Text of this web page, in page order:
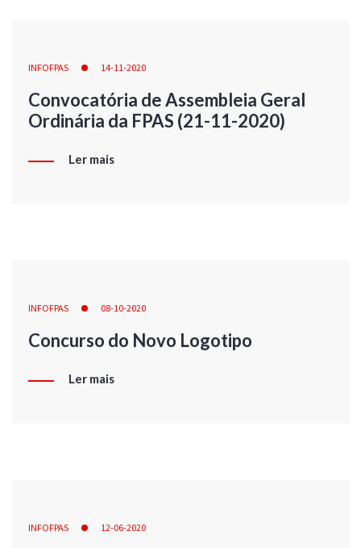
INFOFPAS 14-11-2020
Convocatória de Assembleia Geral
Ordinária da FPAS (21-11-2020)
Ler mais
INFOFPAS 08-10-2020
Concurso do Novo Logotipo
Ler mais
INFOFPAS 12-06-2020